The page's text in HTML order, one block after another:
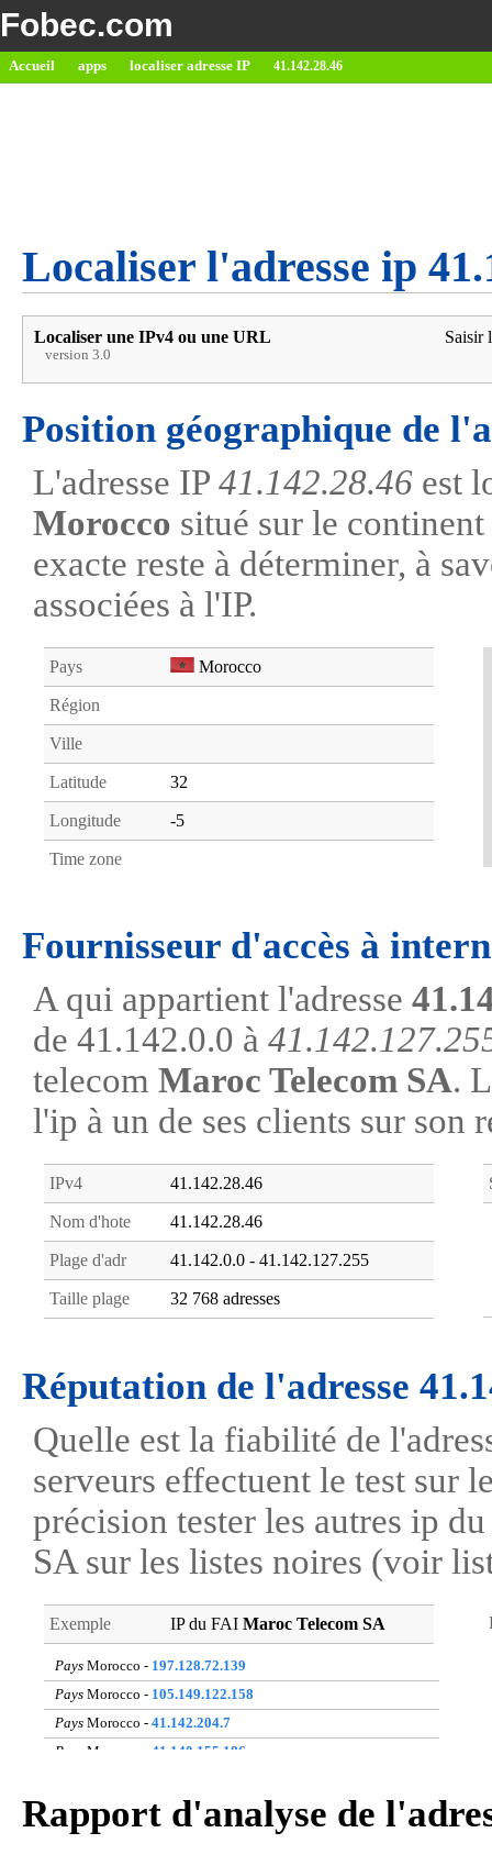
Fobec.com
Accueil apps localiser adresse IP 41.142.28.46
Localiser l'adresse ip
Localiser une IPv4 ou une URL
version 3.0
Saisir
Position géographique de
L'adresse IP 41.142.28.46 est
Morocco situé sur le
exacte reste à déterminer, à
associées à l'IP.
Pays Morocco
Région
Ville
Latitude 32
Longitude -5
Time zone
Fournisseur d'accès à
A qui appartient l'adresse
de 41.142.0.0 à
telecom Maroc Telecom SA.
l'ip à un de ses clients sur son
IPv4 41.142.28.46
Nom d'hote 41.142.28.46
Plage d'adr 41.142.0.0 - 41.142.127.255
Taille plage 32 768 adresses
Réputation de l'adresse
Quelle est la fiabilité de
serveurs effectuent le test sur
précision tester les autres ip
SA sur les listes noires (voir
Exemple IP du FAI Maroc Telecom SA
Pays Morocco - 197.128.72.139
Pays Morocco - 105.149.122.158
Pays Morocco - 41.142.204.7
Pays Morocco -
41.140.155.186
PaysMorocco -196.206.63.190
Pays
Morocco -
Rapport d'analyse de